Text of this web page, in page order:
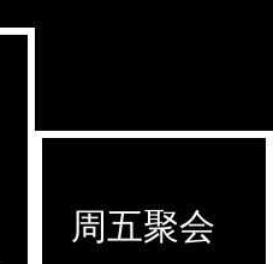
周五聚会